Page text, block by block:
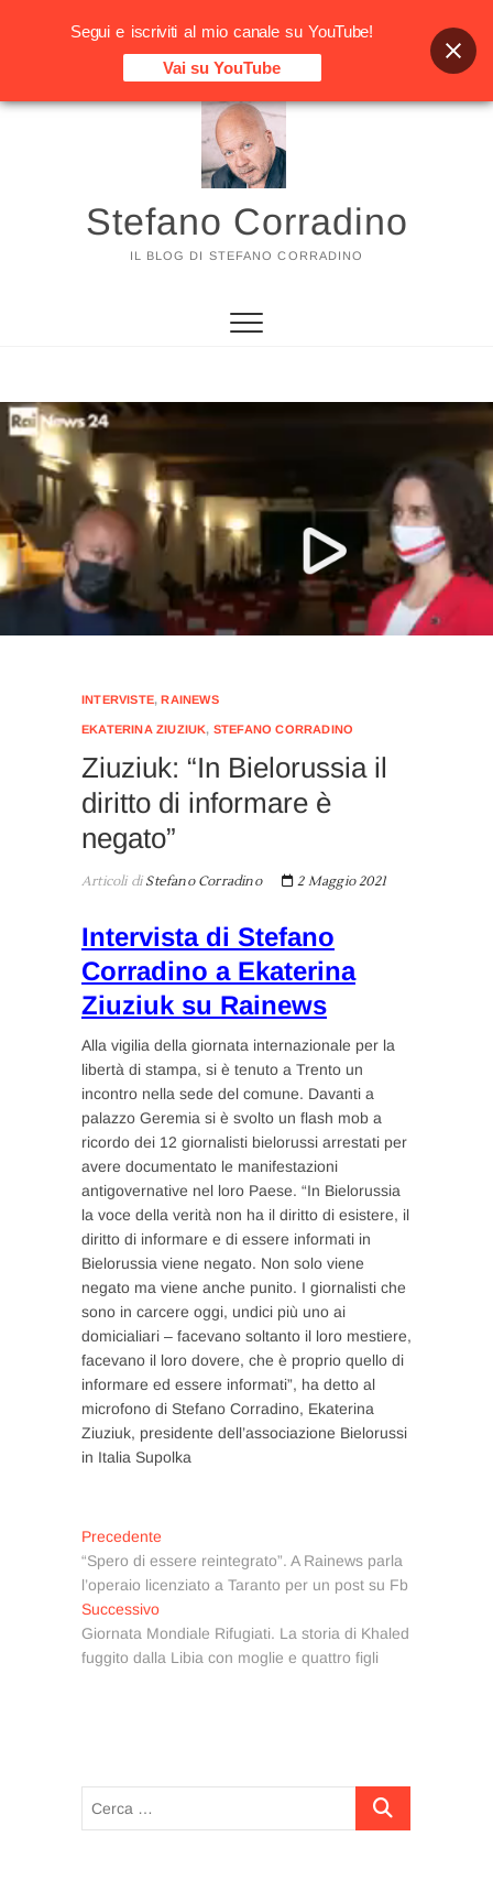
Vai
Stefano Corradino
IL BLOG DI STEFANO CORRADINO
INTERVISTE,RAINEWS
EKATERINA ZIUZIUK, STEFANO CORRADINO
Ziuziuk: “In Bielorussia il
diritto di informare è
negato”
Articoli diStefano Corradino 2 Maggio 2021
Intervista di Stefano
Corradino a Ekaterina
Ziuziuk su Rainews
Alla vigilia della giornata internazionale per la
libertà di stampa, si è tenuto a Trento un
incontro nella sede del comune. Davanti a
palazzo Geremia si è svolto un flash mob a
ricordo dei 12 giornalisti bielorussi arrestati per
avere documentato le manifestazioni
antigovernative nel loro Paese. “In Bielorussia
la voce della verità non ha il diritto di esistere, il
diritto di informare e di essere informati in
Bielorussia viene negato. Non solo viene
negato ma viene anche punito. I giornalisti che
sono in carcere oggi, undici più uno ai
domicialiari – facevano soltanto il loro mestiere,
facevano il loro dovere, che è proprio quello di
informare ed essere informati”, ha detto al
microfono di Stefano Corradino, Ekaterina
Ziuziuk, presidente dell’associazione Bielorussi
in Italia Supolka
Navigazione
articoli
Precedente
precedente:
“Spero di essere reintegrato”. A Rainews parla
l’operaio licenziato a Taranto per un post su Fb
SuccessivoArticolo
successivo:
Giornata Mondiale Rifugiati. La storia di Khaled
fuggito dalla Libia con moglie e quattro figli
Cerca
Segui e iscriviti al mio canale su YouTube!
Vai su YouTube